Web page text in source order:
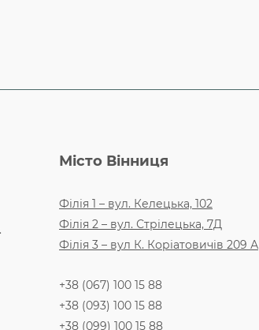
Місто Вінниця
Філія 1 – вул. Келецька, 102
Філія 2 – вул. Стрілецька, 7Д
Філія 3 – вул К. Коріатовичів 209 А
+38 (067) 100 15 88
+38 (093) 100 15 88
+38 (099) 100 15 88